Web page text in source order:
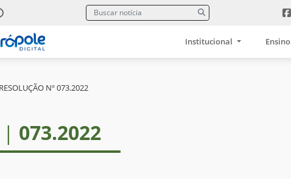
Institucional Ensino
RESOLUÇÃO Nº 073.2022
073.2022